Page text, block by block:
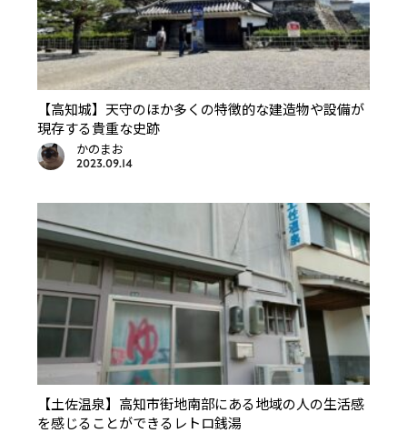
【高知城】天守のほか多くの特徴的な建造物や設備が
現存する貴重な史跡
かのまお
2023.09.14
【土佐温泉】高知市街地南部にある地域の人の生活感
を感じることができるレトロ銭湯